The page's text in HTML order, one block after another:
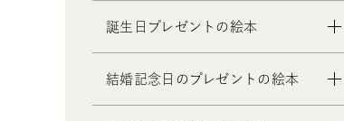
- 成人祝いの絵本
- 初節句のお祝いの絵本
- 入園・入学／卒園・卒業祝いの絵
誕生日プレゼントの絵本
- 2歳～6歳の幼児への誕生日プレゼ
結婚記念日のプレゼントの絵本